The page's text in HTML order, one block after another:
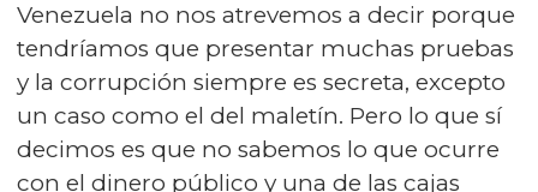
Venezuela no nos atrevemos a decir porque
tendríamos que presentar muchas pruebas
y la corrupción siempre es secreta, excepto
un caso como el del maletín. Pero lo que sí
decimos es que no sabemos lo que ocurre
con el dinero público y una de las cajas